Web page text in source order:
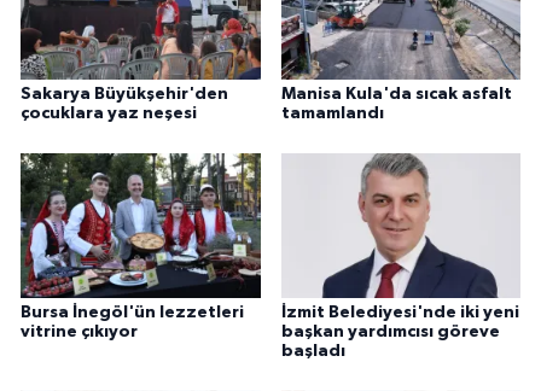
Sakarya Büyükşehir'den
çocuklara yaz neşesi
Manisa Kula'da sıcak asfalt
tamamlandı
Bursa İnegöl'ün lezzetleri
vitrine çıkıyor
İzmit Belediyesi'nde iki yeni
başkan yardımcısı göreve
başladı